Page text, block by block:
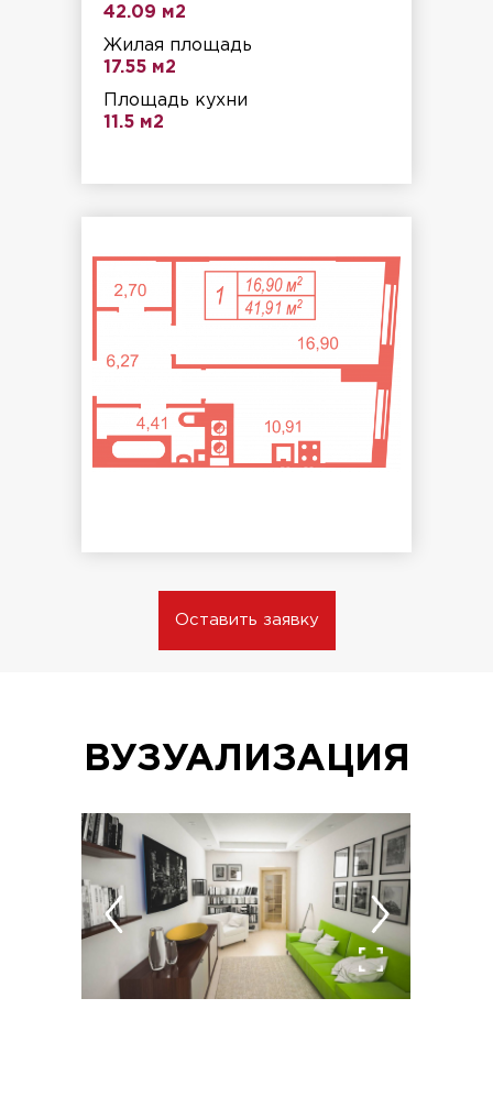
42.09 м2
Жилая площадь
17.55 м2
Площадь кухни
11.5 м2
Оставить заявку
ВУЗУАЛИЗАЦИЯ